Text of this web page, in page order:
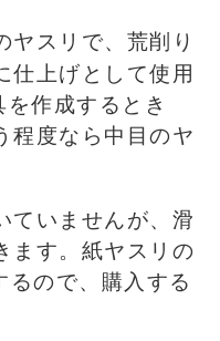
ヤスリで、荒削り
仕上げとして使用
作成するとき
程度なら中目のヤ
ていませんが、滑
ます。紙ヤスリの
ので、購入する